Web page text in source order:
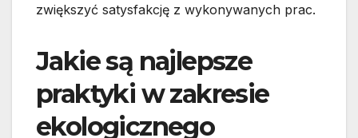
zwiększyć satysfakcję z wykonywanych prac.
Jakie są najlepsze
praktyki w zakresie
ekologicznego